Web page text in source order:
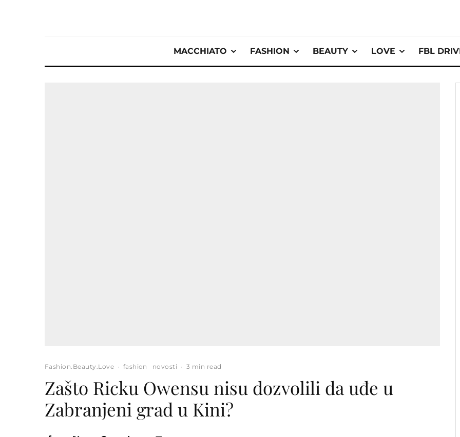
MACCHIATO FASHION BEAUTY LOVE FBL
Fashion.Beauty.Love · fashion novosti · 3 min read
Zašto Ricku Owensu nisu dozvolili da uđe u
Zabranjeni grad u Kini?